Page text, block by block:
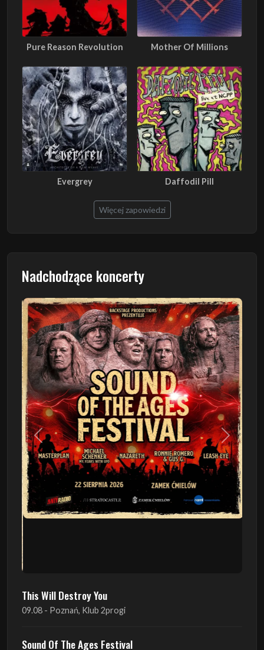
Pure Reason Revolution Mother Of Millions
Evergrey Daffodil Pill
Więcej zapowiedzi
Nadchodzące koncerty
Poprzedni Następny
This Will Destroy You
09.08 - Poznań, Klub 2progi
Sound Of The Ages Festival
22.08 - Ćmielów, Zamek Ćmielów
INO-ROCK FESTIVAL